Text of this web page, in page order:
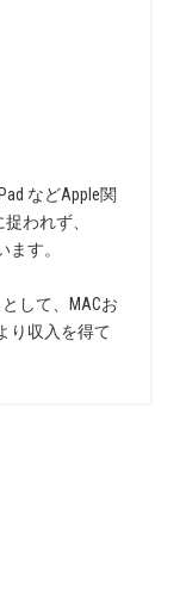
などApple関
われず、
す。
して、MACお
り収入を得て